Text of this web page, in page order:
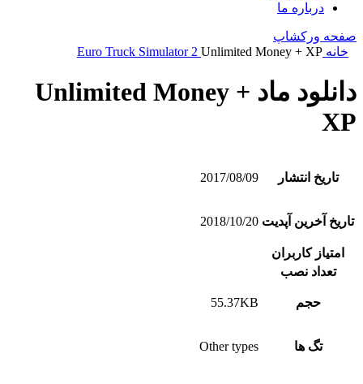
درباره ما
صفحه ورکشاپ
خانه
Euro Truck Simulator 2 Unlimited Money + XP
دانلود ماد Unlimited Money +
XP
تاریخ انتشار 2017/08/09
تاریخ آخرین آپدیت 2018/10/20
امتیاز کاربران
تعداد نصب
حجم 55.37KB
تگ ها Other types